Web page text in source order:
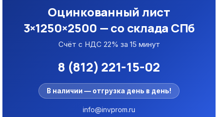
Оцинкованный лист
3×1250×2500 — со склада СПб
Счёт с НДС 22% за 15 минут
8 (812) 221-15-02
В наличии — отгрузка день в день!
info@invprom.ru